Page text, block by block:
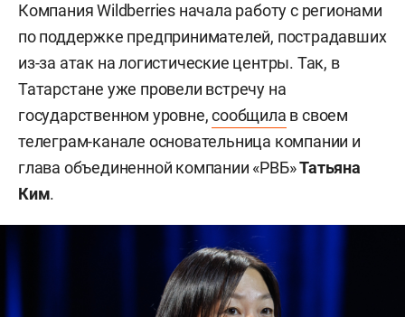
Компания Wildberries начала работу с регионами
по поддержке предпринимателей, пострадавших
из-за атак на логистические центры. Так, в
Татарстане уже провели встречу на
государственном уровне,сообщила в своем
телеграм-канале основательница компании и
глава объединенной компании «РВБ»Татьяна
Ким.